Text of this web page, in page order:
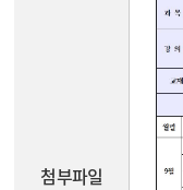
첨부파일